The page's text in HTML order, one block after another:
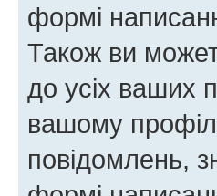
формі
Також ви
до усіх ваших
вашому
повідомлень,